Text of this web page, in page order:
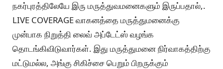
நகர்புரத்திலேயே இரு மருத்துவமனைகளும் இருப்பதால்,.
LIVE COVERAGE வாகனத்தை மருத்துமனைக்கு
முன்பாக நிறுத்தி லைவ் அப்டேட்ஸ் வழங்க
தொடங்கிவிடுவார்கள். இது மருத்துமனை நிர்வாகத்திற்கு
மட்டுமல்ல, அங்கு சிகிச்சை பெறும் பிறருக்கும்